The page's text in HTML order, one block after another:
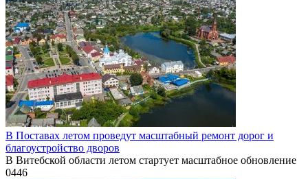
В Поставах летом проведут масштабный ремонт дорог и
благоустройство дворов
В Витебской области летом стартует масштабное обновление
0446